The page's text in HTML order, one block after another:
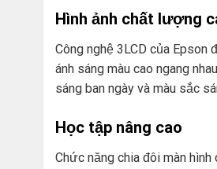
Hình ảnh chất lượng
Công nghệ 3LCD của
ánh sáng màu cao ngang
sáng ban ngày và màu sắc
Học tập nâng cao
Chức năng chia đôi màn